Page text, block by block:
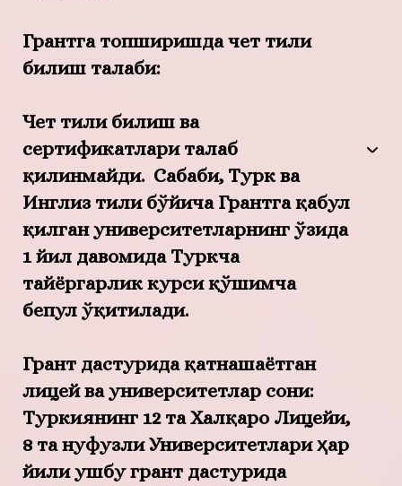
Грантга топширишда чет тили
билиш талаби:
Чет тили билиш ва
сертификатлари талаб
қилинмайди. Сабаби, Турк ва
Инглиз тили бўйича Грантга қабул
қилган университетларнинг ўзида
1 йил давомида Туркча
тайёргарлик курси қўшимча
бепул ўқитилади.
Грант дастурида қатнашаётган
лицей ва университетлар сони:
Туркиянинг 12 та Халқаро Лицейи,
8 та нуфузли Университетлари ҳар
йили ушбу грант дастурида